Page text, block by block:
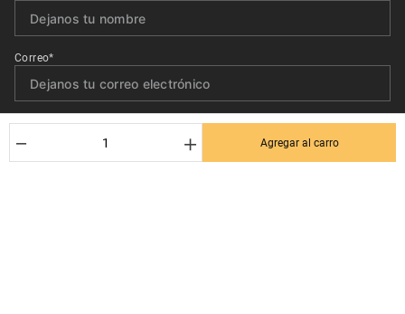
＋
－ Agregar al carro
Correo*
Quiero recibir el newsletter con promociones.